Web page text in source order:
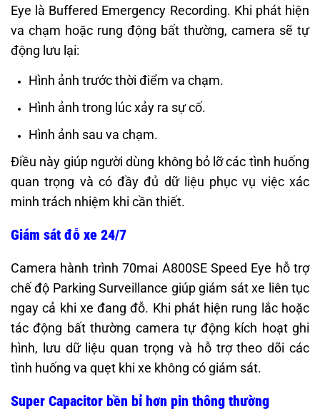
Eye là Buffered Emergency Recording. Khi phát hiện
va chạm hoặc rung động bất thường, camera sẽ tự
động lưu lại:
Hình ảnh trước thời điểm va chạm.
Hình ảnh trong lúc xảy ra sự cố.
Hình ảnh sau va chạm.
Điều này giúp người dùng không bỏ lỡ các tình huống
quan trọng và có đầy đủ dữ liệu phục vụ việc xác
minh trách nhiệm khi cần thiết.
Giám sát đỗ xe 24/7
Camera hành trình 70mai A800SE Speed Eye hỗ trợ
chế độ Parking Surveillance giúp giám sát xe liên tục
ngay cả khi xe đang đỗ. Khi phát hiện rung lắc hoặc
tác động bất thường camera tự động kích hoạt ghi
hình, lưu dữ liệu quan trọng và hỗ trợ theo dõi các
tình huống va quẹt khi xe không có giám sát.
Super Capacitor bền bỉ hơn pin thông thường